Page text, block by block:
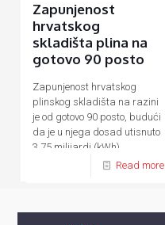
Zapunjenost
hrvatskog
skladišta plina na
gotovo 90 posto
Zapunjenost hrvatskog
plinskog skladišta na razini
je od gotovo 90 posto, budući
da je u njega dosad utisnuto
3,75 milijardi (kWh)
kilowatsati plina
Read more